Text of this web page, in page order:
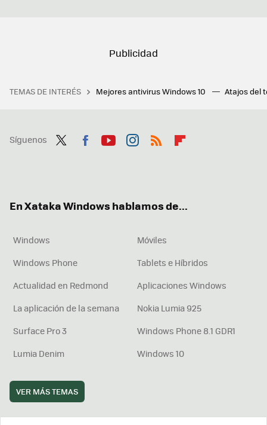
TEMAS DE INTERÉS Mejores antivirus Windows 10 Atajos del
Síguenos
En Xataka Windows hablamos de...
Windows
Móviles
Windows Phone
Tablets e Híbridos
Actualidad en Redmond
Aplicaciones Windows
La aplicación de la semana
Nokia Lumia 925
Surface Pro 3
Windows Phone 8.1 GDR1
Lumia Denim
Windows 10
VER MÁS TEMAS